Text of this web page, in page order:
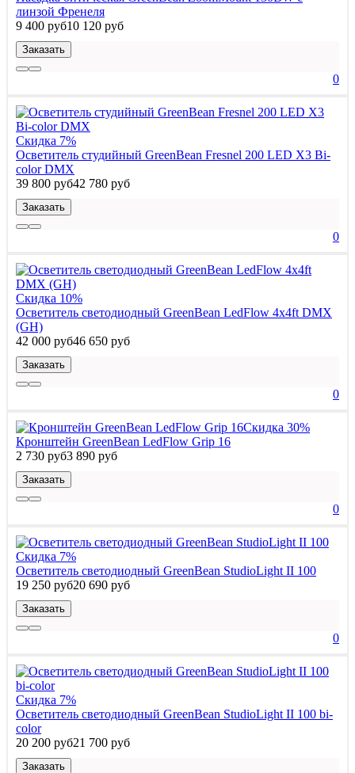
линзой Френеля
9 400 руб10 120 руб
Заказать
0
Скидка 7%
Осветитель студийный GreenBean Fresnel 200 LED X3 Bi-
color DMX
39 800 руб42 780 руб
Заказать
0
Скидка 10%
Осветитель светодиодный GreenBean LedFlow 4х4ft DMX
(GH)
42 000 руб46 650 руб
Заказать
0
Скидка 30%
Кронштейн GreenBean LedFlow Grip 16
2 730 руб3 890 руб
Заказать
0
Скидка 7%
Осветитель светодиодный GreenBean StudioLight II 100
19 250 руб20 690 руб
Заказать
0
Скидка 7%
Осветитель светодиодный GreenBean StudioLight II 100 bi-
color
20 200 руб21 700 руб
Заказать